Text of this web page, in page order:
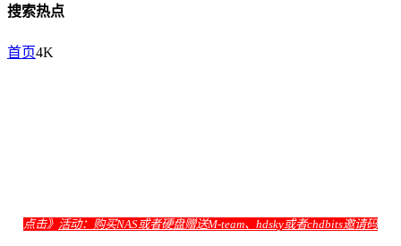
搜索热点
首页4K
点击》 活动：购买NAS或者硬盘赠送M-team、hdsky或者chdbits邀请码